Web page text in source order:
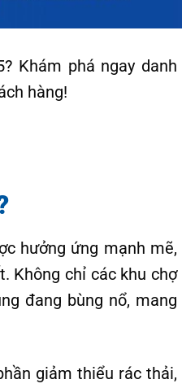
Khám phá ngay danh
hàng!
hưởng ứng mạnh mẽ,
Không chỉ các khu chợ
đang bùng nổ, mang
giảm thiểu rác thải,